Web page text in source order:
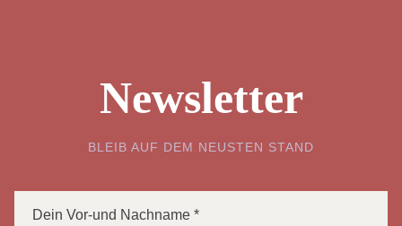
Newsletter
BLEIB AUF DEM NEUSTEN STAND